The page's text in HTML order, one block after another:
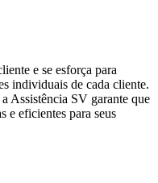
e se esforça para
individuais de cada cliente.
Assistência SV garante que
e eficientes para seus